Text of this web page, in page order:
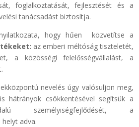
foglalkoztatását, fejlesztését és a
tanácsadást biztosítja.
hogy hűen közvetítse a
az emberi méltóság tiszteletét,
a közösségi felelősségvállalást, a
nevelés úgy valósuljon meg,
hátrányok csökkentésével segítsük a
személyiségfejlődését, a
adva.